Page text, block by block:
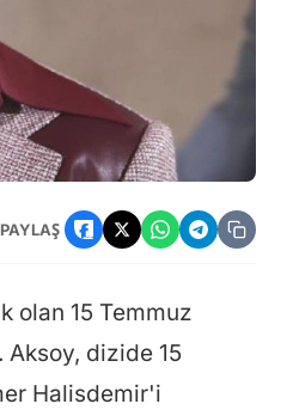
PAYLAŞ
olan 15 Temmuz
Aksoy, dizide 15
Halisdemir'i